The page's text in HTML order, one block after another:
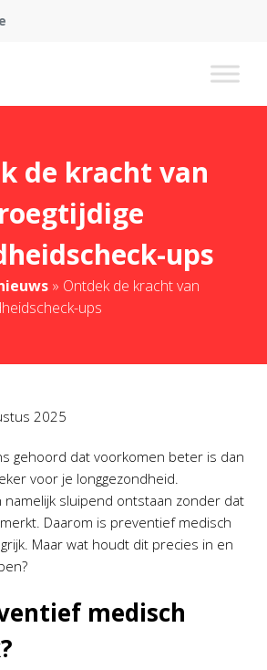
de kracht van
ups
» Ontdek de kracht van
ups
2025
gehoord dat voorkomen beter is dan
voor je longgezondheid.
namelijk sluipend ontstaan zonder dat
Daarom is preventief medisch
Maar wat houdt dit precies in en
medisch